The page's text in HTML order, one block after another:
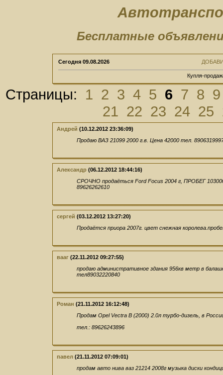
Бесплатные
Сегодня 09.08.2026
Купля-
Страницы: 1 2 3 4 5 6 7 8 9
21 22 23 24 25
Андрей (10.12.2012 23:36:09)
Продаю ВАЗ 21099 2000 г.в. Цена 42000 тел.
Александр (06.12.2012 18:44:16)
СРОЧНО продаёться Ford Focus 2004 г, ПРОБЕГ
89626262610
сергей (03.12.2012 13:27:20)
Продаётся приора 2007г. цвет снежная
вааг (22.11.2012 09:27:55)
продаю административное здания 956кв метр в
тел89032220840
Роман (21.11.2012 16:12:48)
Продам Opel Vectra B (2000) 2.0л турбо-дизель, в
тел.: 89626243896
павел (21.11.2012 07:09:01)
продам авто нива ваз 21214 2008г музыка диски